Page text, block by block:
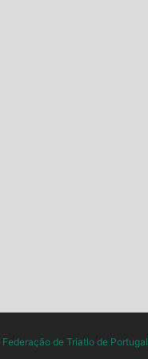
Federação de Triatlo de Portugal